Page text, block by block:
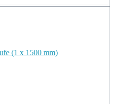
(1 x 1500 mm)